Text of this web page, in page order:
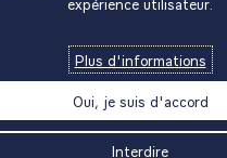
Plus d'informations
Oui, je suis d'accord
Interdire